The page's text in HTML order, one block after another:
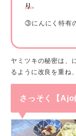
り。
③にんにく特有
ヤミツキの秘密は、
るように改良を重ね
さっそく【Ajo